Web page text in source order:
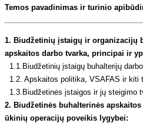
Temos pavadinimas ir turinio
1. Biudžetinių įstaigų ir organizacijų
apskaitos darbo tvarka, principai ir
1.1.Biudžetinių įstaigų buhalterijų
1.2. Apskaitos politika, VSAFAS ir kiti
1.3.Biudžetinės įstaigos ir jų steigimo
2. Biudžetinės buhalterinės
ūkinių operacijų poveikis lygybei: